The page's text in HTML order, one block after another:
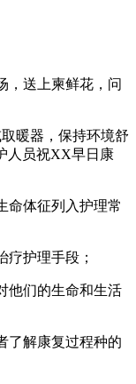
送上柬鲜花，问
暖器，保持环境舒
人员祝XX早日康
体征列入护理常
护理手段；
们的生命和生活
解康复过程种的